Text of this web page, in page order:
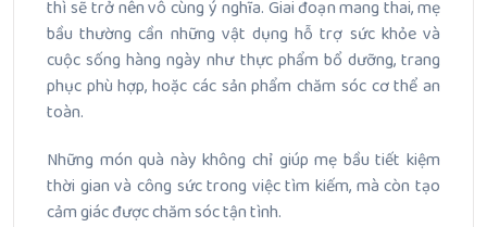
thì sẽ trở nên vô cùng ý nghĩa. Giai đoạn mang thai, mẹ
bầu thường cần những vật dụng hỗ trợ sức khỏe và
cuộc sống hàng ngày như thực phẩm bổ dưỡng, trang
phục phù hợp, hoặc các sản phẩm chăm sóc cơ thể an
toàn.
Những món quà này không chỉ giúp mẹ bầu tiết kiệm
thời gian và công sức trong việc tìm kiếm, mà còn tạo
cảm giác được chăm sóc tận tình.